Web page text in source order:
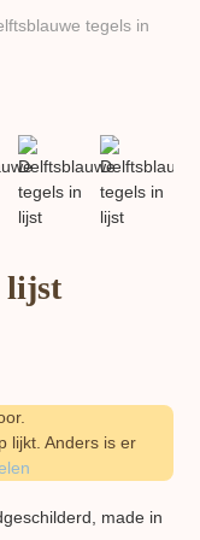
tegels in
lijst
lijkt. Anders is er
made in